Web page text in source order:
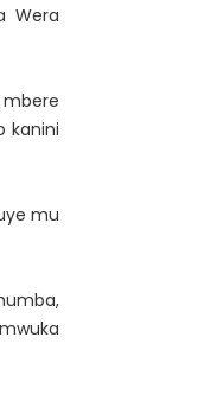
Wera
kanini
mu